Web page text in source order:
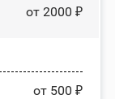
от 2000 ₽
от 500 ₽